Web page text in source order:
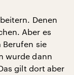
Denen
Aber es
sie
wurde dann
gilt dort aber